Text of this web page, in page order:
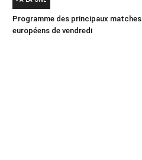
Programme des principaux matches
européens de vendredi